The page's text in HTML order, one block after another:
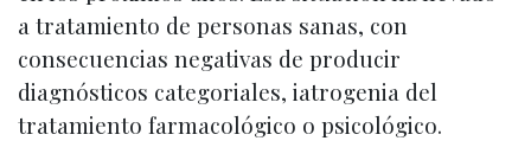
a tratamiento de personas sanas, con
consecuencias negativas de producir
diagnósticos categoriales, iatrogenia del
tratamiento farmacológico o psicológico.